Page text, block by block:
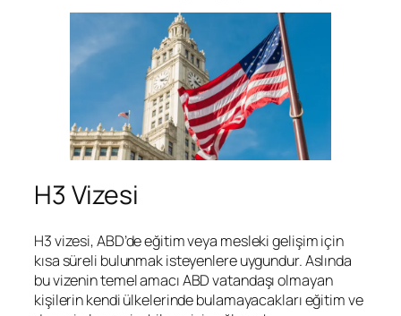
H3 Vizesi
H3 vizesi, ABD’de eğitim veya mesleki gelişim için
kısa süreli bulunmak isteyenlere uygundur. Aslında
bu vizenin temel amacı ABD vatandaşı olmayan
kişilerin kendi ülkelerinde bulamayacakları eğitim ve